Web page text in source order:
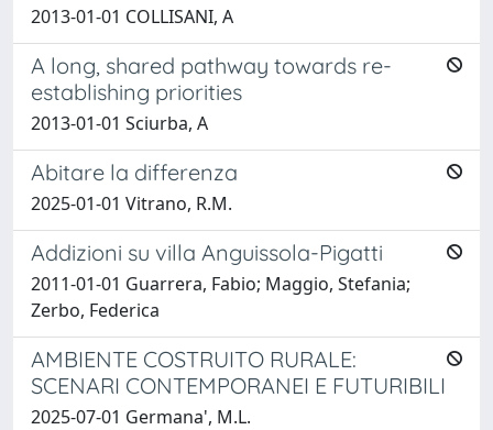
2013-01-01 COLLISANI, A
A long, shared pathway towards re-
establishing priorities
2013-01-01 Sciurba, A
Abitare la differenza
2025-01-01 Vitrano, R.M.
Addizioni su villa Anguissola-Pigatti
2011-01-01 Guarrera, Fabio; Maggio, Stefania;
Zerbo, Federica
AMBIENTE COSTRUITO RURALE:
SCENARI CONTEMPORANEI E FUTURIBILI
2025-07-01 Germana', M.L.